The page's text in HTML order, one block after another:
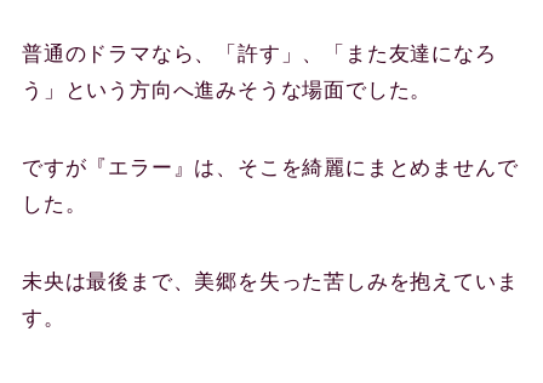
普通のドラマなら、「許す」、「また友達になろ
う」という方向へ進みそうな場面でした。
ですが『エラー』は、そこを綺麗にまとめませんで
した。
未央は最後まで、美郷を失った苦しみを抱えていま
す。